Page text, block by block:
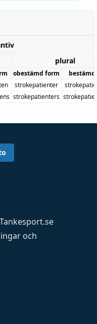
plural
obestämd form
strokepatienter
strokepatienters
Tankesport.se
och